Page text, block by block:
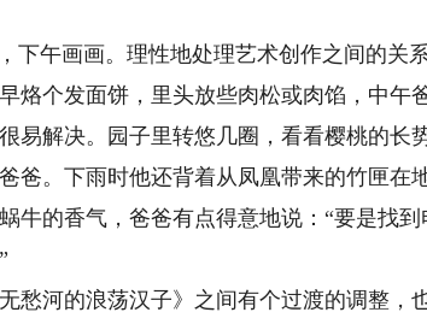
午画画。理性地处理艺术创作之间的关系
个发面饼，里头放些肉松或肉馅，中午
易解决。园子里转悠几圈，看看樱桃的长
爸。下雨时他还背着从凤凰带来的竹匣在
牛的香气，爸爸有点得意地说：“要是找
河的浪荡汉子》之间有个过渡的调整，